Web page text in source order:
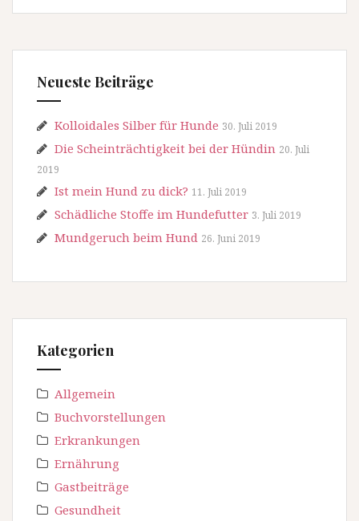
Neueste Beiträge
Kolloidales Silber für Hunde 30. Juli 2019
Die Scheinträchtigkeit bei der Hündin 20. Juli
2019
Ist mein Hund zu dick? 11. Juli 2019
Schädliche Stoffe im Hundefutter 3. Juli 2019
Mundgeruch beim Hund 26. Juni 2019
Kategorien
Allgemein
Buchvorstellungen
Erkrankungen
Ernährung
Gastbeiträge
Gesundheit